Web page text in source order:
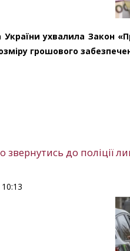
України ухвалила Закон
грошового
звернутись до поліції